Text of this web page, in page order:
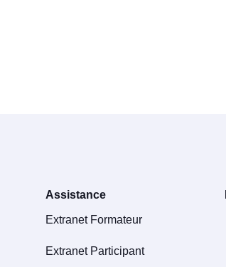
Assistance
Extranet Formateur
Extranet Participant